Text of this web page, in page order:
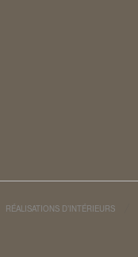
RÉALISATIONS D’INTÉRIEURS